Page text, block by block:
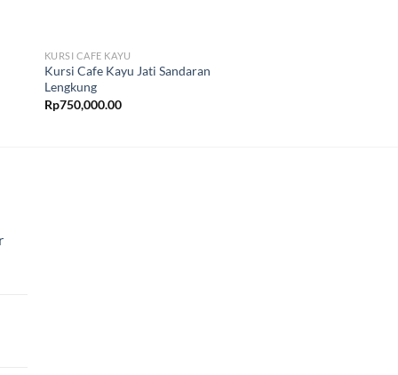
KURSI CAFE KAYU
Kursi Cafe Kayu Jati Sandaran
Lengkung
Rp750,000.00